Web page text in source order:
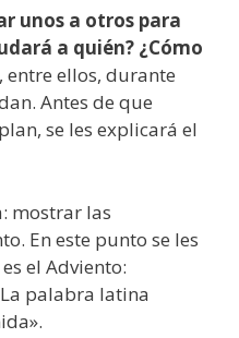
unos a otros para
a quién? ¿Cómo
entre ellos, durante
Antes de que
se les explicará el
mostrar las
En este punto se les
el Adviento:
palabra latina